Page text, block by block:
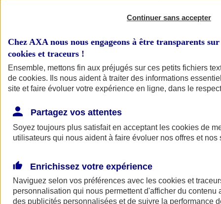
Continuer sans accepter
Chez AXA nous nous engageons à être transparents
cookies et traceurs !
Ensemble, mettons fin aux préjugés sur ces petits fichiers
de cookies. Ils nous aident à traiter des informations
site et faire évoluer votre expérience en ligne, dans le
Partagez vos attentes
Soyez toujours plus satisfait en acceptant les cookies de
utilisateurs qui nous aident à faire évoluer nos offres et nos
Enrichissez votre expérience
Naviguez selon vos préférences avec les cookies et
personnalisation qui nous permettent d'afficher du contenu
des publicités personnalisées et de suivre la performance